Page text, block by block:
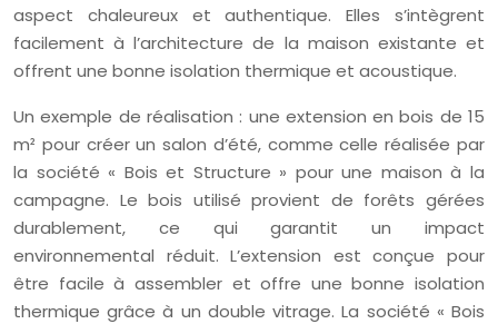
aspect chaleureux et authentique. Elles s’intègrent
facilement à l’architecture de la maison existante et
offrent une bonne isolation thermique et acoustique.
Un exemple de réalisation : une extension en bois de 15
m² pour créer un salon d’été, comme celle réalisée par
la société « Bois et Structure » pour une maison à la
campagne. Le bois utilisé provient de forêts gérées
durablement, ce qui garantit un impact
environnemental réduit. L’extension est conçue pour
être facile à assembler et offre une bonne isolation
thermique grâce à un double vitrage. La société « Bois